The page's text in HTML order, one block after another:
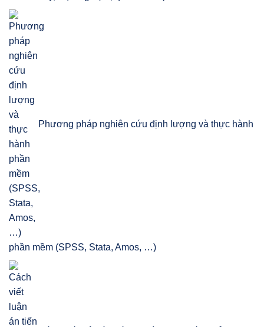
Phương pháp nghiên cứu định lượng và thực hành
phần mềm (SPSS, Stata, Amos, …)